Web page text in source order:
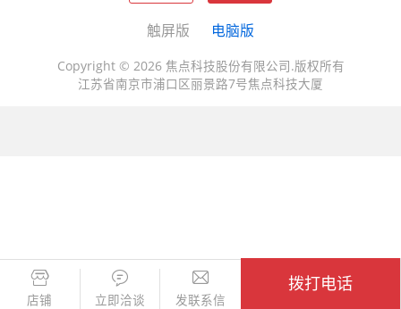
店铺 立即洽谈 发联系信
拨打电话
触屏版 电脑版
Copyright © 2026 焦点科技股份有限公司.版权所有
江苏省南京市浦口区丽景路7号焦点科技大厦